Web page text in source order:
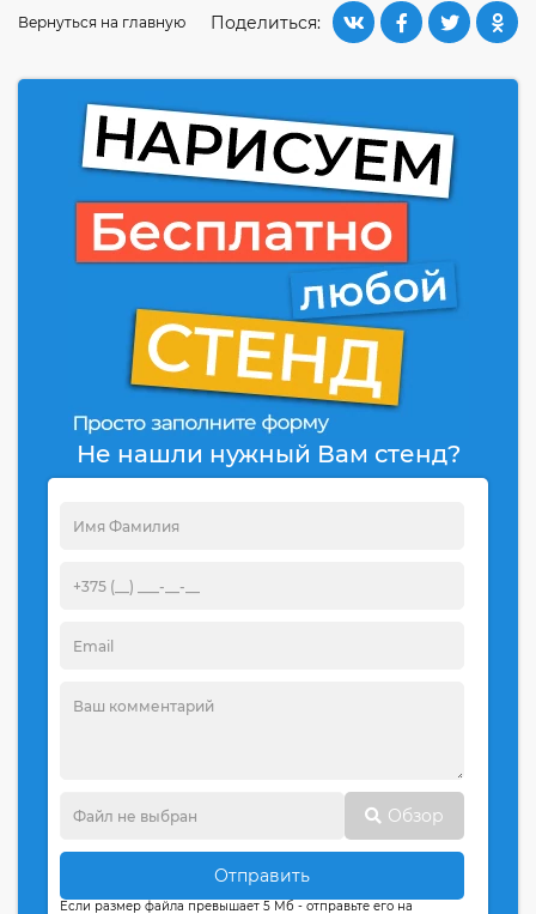
Поделиться:
Вернуться на главную
Не нашли нужный Вам стенд?
Обзор
Отправить
Если размер файла превышает 5 Мб - отправьте его на